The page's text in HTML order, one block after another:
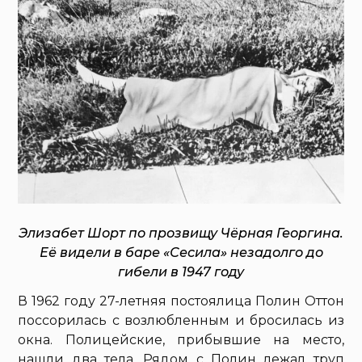
Элизабет Шорт по прозвищу Чёрная Георгина.
Её видели в баре «Сесила» незадолго до
гибели в 1947 году
В 1962 году 27-летняя постоялица Полин Оттон
поссорилась с возлюбленным и бросилась из
окна. Полицейские, прибывшие на место,